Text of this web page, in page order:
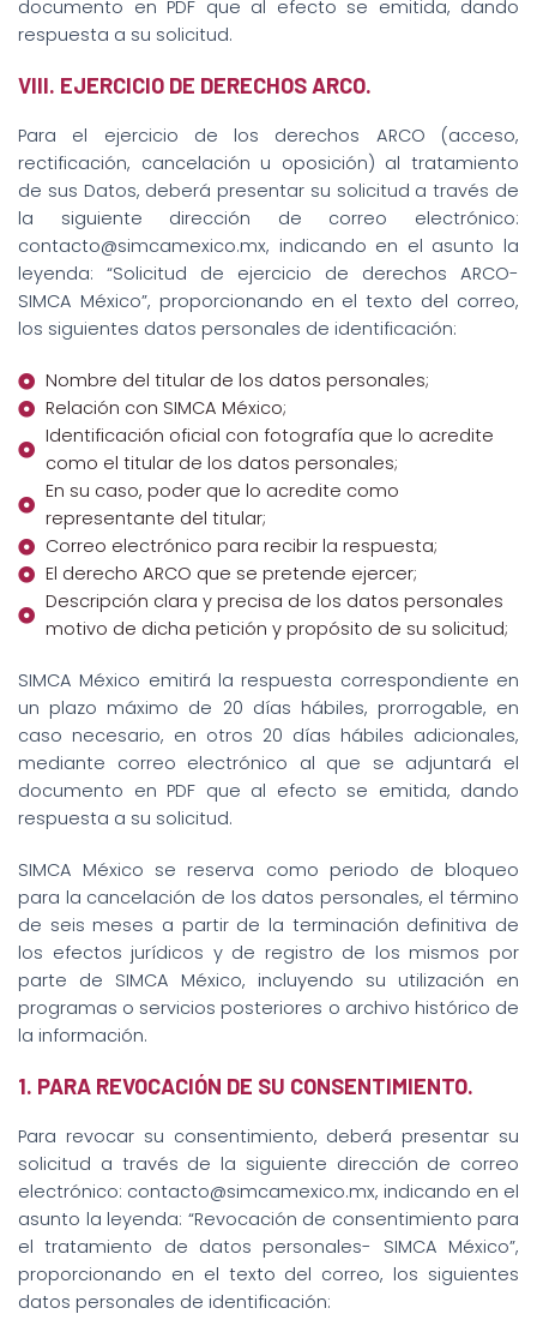
documento en PDF que al efecto se emitida, dando
respuesta a su solicitud.
VIII. EJERCICIO DE DERECHOS ARCO.
Para el ejercicio de los derechos ARCO (acceso,
rectificación, cancelación u oposición) al tratamiento
de sus Datos, deberá presentar su solicitud a través de
la siguiente dirección de correo electrónico:
contacto@simcamexico.mx, indicando en el asunto la
leyenda: “Solicitud de ejercicio de derechos ARCO-
SIMCA México”, proporcionando en el texto del correo,
los siguientes datos personales de identificación:
Nombre del titular de los datos personales;
Relación con SIMCA México;
Identificación oficial con fotografía que lo acredite
como el titular de los datos personales;
En su caso, poder que lo acredite como
representante del titular;
Correo electrónico para recibir la respuesta;
El derecho ARCO que se pretende ejercer;
Descripción clara y precisa de los datos personales
motivo de dicha petición y propósito de su solicitud;
SIMCA México emitirá la respuesta correspondiente en
un plazo máximo de 20 días hábiles, prorrogable, en
caso necesario, en otros 20 días hábiles adicionales,
mediante correo electrónico al que se adjuntará el
documento en PDF que al efecto se emitida, dando
respuesta a su solicitud.
SIMCA México se reserva como periodo de bloqueo
para la cancelación de los datos personales, el término
de seis meses a partir de la terminación definitiva de
los efectos jurídicos y de registro de los mismos por
parte de SIMCA México, incluyendo su utilización en
programas o servicios posteriores o archivo histórico de
la información.
1. PARA REVOCACIÓN DE SU CONSENTIMIENTO.
Para revocar su consentimiento, deberá presentar su
solicitud a través de la siguiente dirección de correo
electrónico: contacto@simcamexico.mx, indicando en el
asunto la leyenda: “Revocación de consentimiento para
el tratamiento de datos personales- SIMCA México”,
proporcionando en el texto del correo, los siguientes
datos personales de identificación: